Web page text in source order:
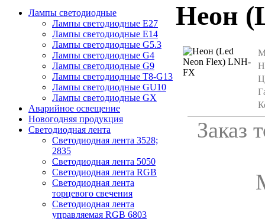
Лампы светодиодные
Лампы светодиодные E27
Лампы светодиодные E14
Лампы светодиодные G5.3
Лампы светодиодные G4
Лампы светодиодные G9
Лампы светодиодные Т8-G13
Лампы светодиодные GU10
Лампы светодиодные GX
Аварийное освещение
Новогодняя продукция
Светодиодная лента
Светодиодная лента 3528;
2835
Светодиодная лента 5050
Светодиодная лента RGB
Светодиодная лента
торцевого свечения
Светодиодная лента
управляемая RGB 6803
Неон
Заказ